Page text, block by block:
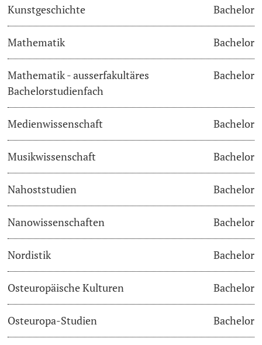
Lernen & Lehren
KI in Studium und Lehre
Digitales Lernen
Sprachenzentrum
Lernbörse
Lernräume
Kunstgeschichte Bachelor
Mathematik Bachelor
Mathematik - ausserfakultäres
Bachelorstudienfach
Bachelor
Medienwissenschaft Bachelor
Musikwissenschaft Bachelor
Nahoststudien Bachelor
Nanowissenschaften Bachelor
Nordistik Bachelor
Osteuropäische Kulturen Bachelor
Osteuropa-Studien Bachelor